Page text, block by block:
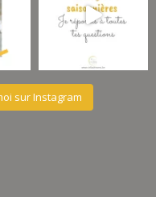
sur Instagram